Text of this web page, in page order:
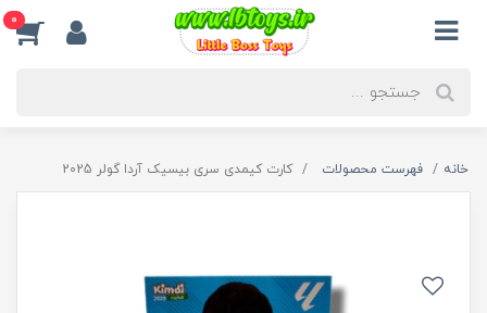
0
خانه فهرست محصولات کارت کیمدی سری بیسیک آردا گولر 2025